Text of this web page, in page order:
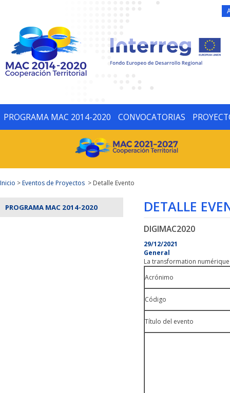
PROGRAMA MAC 2014-2020 CONVOCATORIAS
Inicio >Eventos de Proyectos > Detalle Evento
PROGRAMA MAC 2014-2020 DETALLE
DIGIMAC2020
29/12/2021
General
La transformation numérique
Acrónimo
Código
Título del evento